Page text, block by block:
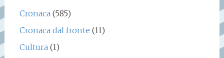
Cronaca (585)
Cronaca dal fronte (11)
Cultura (1)